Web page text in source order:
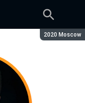
Сезон:
2020 Moscow